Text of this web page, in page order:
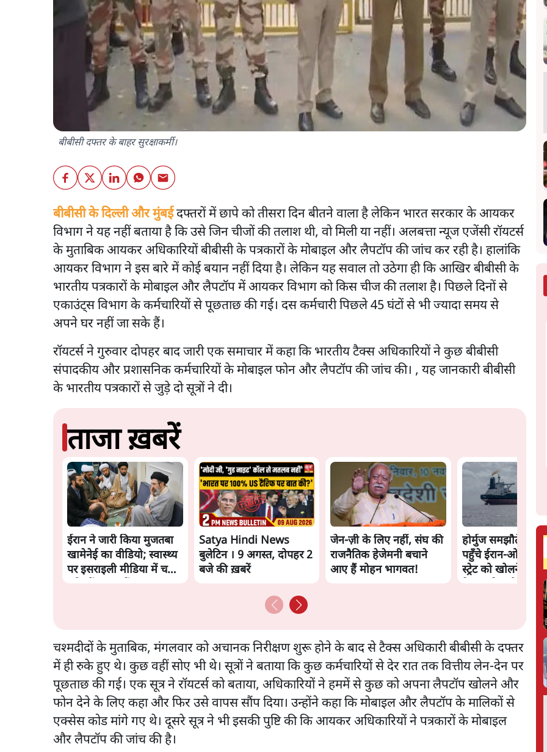
बीबीसी दफ्तर के बाहर सुरक्षाकर्मी।
बीबीसी के दिल्ली और मुंबईदफ्तरों में छापे को तीसरा दिन बीतने वाला है लेकिन भारत सरकार के आयकर
विभाग ने यह नहीं बताया है कि उसे जिन चीजों की तलाश थी, वो मिली या नहीं। अलबत्ता न्यूज एजेंसी रॉयटर्स
के मुताबिक आयकर अधिकारियों बीबीसी के पत्रकारों के मोबाइल और लैपटॉप की जांच कर रही है। हालांकि
आयकर विभाग ने इस बारे में कोई बयान नहीं दिया है। लेकिन यह सवाल तो उठेगा ही कि आखिर बीबीसी के
भारतीय पत्रकारों के मोबाइल और लैपटॉप में आयकर विभाग को किस चीज की तलाश है। पिछले दिनों से
एकाउंट्स विभाग के कर्मचारियों से पूछताछ की गई। दस कर्मचारी पिछले 45 घंटों से भी ज्यादा समय से
अपने घर नहीं जा सके हैं।
रॉयटर्स ने गुरुवार दोपहर बाद जारी एक समाचार में कहा कि भारतीय टैक्स अधिकारियों ने कुछ बीबीसी
संपादकीय और प्रशासनिक कर्मचारियों के मोबाइल फोन और लैपटॉप की जांच की। , यह जानकारी बीबीसी
के भारतीय पत्रकारों से जुड़े दो सूत्रों ने दी।
ताजा ख़बरें
ईरान ने जारी किया मुजतबा
खामेनेई का वीडियो; स्वास्थ्य
पर इसराइली मीडिया में चल
Satya Hindi News
बुलेटिन । 9 अगस्त, दोपहर 2
बजे की ख़बरें
जेन-ज़ी के लिए नहीं, संघ की
राजनैतिक हेजेमनी बचाने
आए हैं मोहन भागवत!
होर्मुज समझौते के
पहुँचे ईरान-ओमान,
स्ट्रेट को खोलने के
तेहरान ने रखी कड़ी
चश्मदीदों के मुताबिक, मंगलवार को अचानक निरीक्षण शुरू होने के बाद से टैक्स अधिकारी बीबीसी के दफ्तर
में ही रुके हुए थे। कुछ वहीं सोए भी थे। सूत्रों ने बताया कि कुछ कर्मचारियों से देर रात तक वित्तीय लेन-देन पर
पूछताछ की गई। एक सूत्र ने रॉयटर्स को बताया, अधिकारियों ने हममें से कुछ को अपना लैपटॉप खोलने और
फोन देने के लिए कहा और फिर उसे वापस सौंप दिया। उन्होंने कहा कि मोबाइल और लैपटॉप के मालिकों से
एक्सेस कोड मांगे गए थे। दूसरे सूत्र ने भी इसकी पुष्टि की कि आयकर अधिकारियों ने पत्रकारों के मोबाइल
और लैपटॉप की जांच की है।